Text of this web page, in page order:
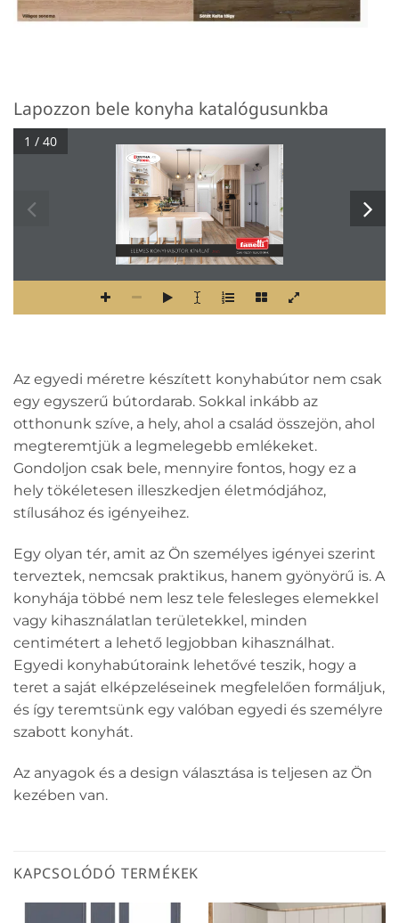
Lapozzon bele konyha katalógusunkba
2025
ELEMES konyhabútor kínálat C a k v szo n a k n ak
1 / 40
Az egyedi méretre készített konyhabútor nem csak
egy egyszerű bútordarab. Sokkal inkább az
otthonunk szíve, a hely, ahol a család összejön, ahol
megteremtjük a legmelegebb emlékeket.
Gondoljon csak bele, mennyire fontos, hogy ez a
hely tökéletesen illeszkedjen életmódjához,
stílusához és igényeihez.
Egy olyan tér, amit az Ön személyes igényei szerint
terveztek, nemcsak praktikus, hanem gyönyörű is. A
konyhája többé nem lesz tele felesleges elemekkel
vagy kihasználatlan területekkel, minden
centimétert a lehető legjobban kihasználhat.
Egyedi konyhabútoraink lehetővé teszik, hogy a
teret a saját elképzeléseinek megfelelően formáljuk,
és így teremtsünk egy valóban egyedi és személyre
szabott konyhát.
Az anyagok és a design választása is teljesen az Ön
kezében van.
KAPCSOLÓDÓ TERMÉKEK